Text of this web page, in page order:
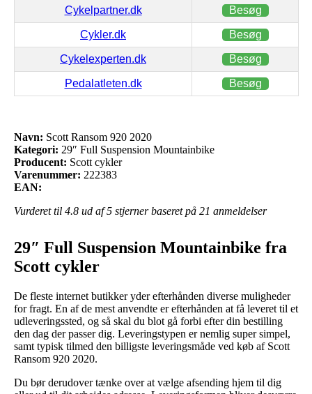
Cykelpartner.dk Besøg
Cykler.dk Besøg
Cykelexperten.dk Besøg
Pedalatleten.dk Besøg
Navn: Scott Ransom 920 2020
Kategori: 29″ Full Suspension Mountainbike
Producent: Scott cykler
Varenummer: 222383
EAN:
Vurderet til 4.8 ud af 5 stjerner baseret på 21 anmeldelser
29″ Full Suspension Mountainbike fra
Scott cykler
De fleste internet butikker yder efterhånden diverse muligheder
for fragt. En af de mest anvendte er efterhånden at få leveret til et
udleveringssted, og så skal du blot gå forbi efter din bestilling
den dag der passer dig. Leveringstypen er nemlig super simpel,
samt typisk tilmed den billigste leveringsmåde ved køb af Scott
Ransom 920 2020.
Du bør derudover tænke over at vælge afsending hjem til dig